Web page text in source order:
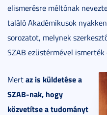
elismerésre méltónak
találó Akadémikusok
sorozatot, melynek
SZAB ezüstérmével ismerték
Mertaz is küldetése a
SZAB-nak, hogy
közvetítse a tudományt